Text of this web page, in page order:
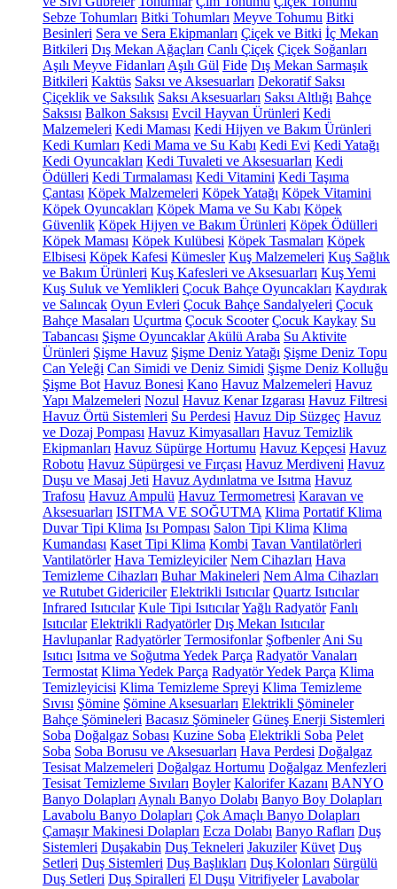
Sebze Tohumları Bitki Tohumları Meyve Tohumu Bitki
Besinleri Sera ve Sera Ekipmanları Çiçek ve Bitki İç Mekan
Bitkileri Dış Mekan Ağaçları Canlı Çiçek Çiçek Soğanları
Aşılı Meyve Fidanları Aşılı Gül Fide Dış Mekan Sarmaşık
Bitkileri Kaktüs Saksı ve Aksesuarları Dekoratif Saksı
Çiçeklik ve Saksılık Saksı Aksesuarları Saksı Altlığı Bahçe
Saksısı Balkon Saksısı Evcil Hayvan Ürünleri Kedi
Malzemeleri Kedi Maması Kedi Hijyen ve Bakım Ürünleri
Kedi Kumları Kedi Mama ve Su Kabı Kedi Evi Kedi Yatağı
Kedi Oyuncakları Kedi Tuvaleti ve Aksesuarları Kedi
Ödülleri Kedi Tırmalaması Kedi Vitamini Kedi Taşıma
Çantası Köpek Malzemeleri Köpek Yatağı Köpek Vitamini
Köpek Oyuncakları Köpek Mama ve Su Kabı Köpek
Güvenlik Köpek Hijyen ve Bakım Ürünleri Köpek Ödülleri
Köpek Maması Köpek Kulübesi Köpek Tasmaları Köpek
Elbisesi Köpek Kafesi Kümesler Kuş Malzemeleri Kuş Sağlık
ve Bakım Ürünleri Kuş Kafesleri ve Aksesuarları Kuş Yemi
Kuş Suluk ve Yemlikleri Çocuk Bahçe Oyuncakları Kaydırak
ve Salıncak Oyun Evleri Çocuk Bahçe Sandalyeleri Çocuk
Bahçe Masaları Uçurtma Çocuk Scooter Çocuk Kaykay Su
Tabancası Şişme Oyuncaklar Akülü Araba Su Aktivite
Ürünleri Şişme Havuz Şişme Deniz Yatağı Şişme Deniz Topu
Can Yeleği Can Simidi ve Deniz Simidi Şişme Deniz Kolluğu
Şişme Bot Havuz Bonesi Kano Havuz Malzemeleri Havuz
Yapı Malzemeleri Nozul Havuz Kenar Izgarası Havuz Filtresi
Havuz Örtü Sistemleri Su Perdesi Havuz Dip Süzgeç Havuz
ve Dozaj Pompası Havuz Kimyasalları Havuz Temizlik
Ekipmanları Havuz Süpürge Hortumu Havuz Kepçesi Havuz
Robotu Havuz Süpürgesi ve Fırçası Havuz Merdiveni Havuz
Duşu ve Masaj Jeti Havuz Aydınlatma ve Isıtma Havuz
Trafosu Havuz Ampulü Havuz Termometresi Karavan ve
Aksesuarları ISITMA VE SOĞUTMA Klima Portatif Klima
Duvar Tipi Klima Isı Pompası Salon Tipi Klima Klima
Kumandası Kaset Tipi Klima Kombi Tavan Vantilatörleri
Vantilatörler Hava Temizleyiciler Nem Cihazları Hava
Temizleme Cihazları Buhar Makineleri Nem Alma Cihazları
ve Rutubet Gidericiler Elektrikli Isıtıcılar Quartz Isıtıcılar
Infrared Isıtıcılar Kule Tipi IsıtıcılarYağlı Radyatör Fanlı
Isıtıcılar Elektrikli Radyatörler Dış Mekan Isıtıcılar
Havlupanlar Radyatörler Termosifonlar Şofbenler Ani Su
Isıtıcı Isıtma ve Soğutma Yedek Parça Radyatör Vanaları
Termostat Klima Yedek Parça Radyatör Yedek Parça Klima
Temizleyicisi Klima Temizleme Spreyi Klima Temizleme
Sıvısı Şömine Şömine Aksesuarları Elektrikli Şömineler
Bahçe Şömineleri Bacasız Şömineler Güneş Enerji Sistemleri
Soba Doğalgaz Sobası Kuzine Soba Elektrikli Soba Pelet
Soba Soba Borusu ve Aksesuarları Hava Perdesi Doğalgaz
Tesisat Malzemeleri Doğalgaz Hortumu Doğalgaz Menfezleri
Tesisat Temizleme Sıvıları Boyler Kalorifer Kazanı BANYO
Banyo Dolapları Aynalı Banyo Dolabı Banyo Boy Dolapları
Lavabolu Banyo Dolapları Çok Amaçlı Banyo Dolapları
Çamaşır Makinesi Dolapları Ecza Dolabı Banyo Rafları Duş
Sistemleri Duşakabin Duş Tekneleri Jakuziler Küvet Duş
Setleri Duş Sistemleri Duş Başlıkları Duş Kolonları Sürgülü
Duş Setleri Duş Spiralleri El Duşu Vitrifiyeler Lavabolar